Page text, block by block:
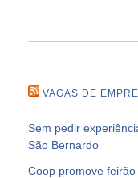
VAGAS DE
Sem pedir
São Bernardo
Coop promove